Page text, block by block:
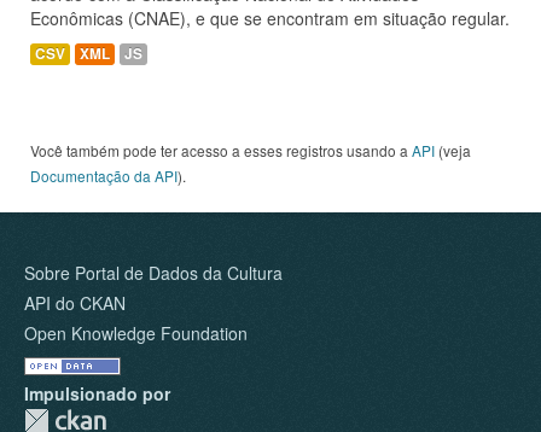
Econômicas (CNAE), e que se encontram em situação regular.
CSV XML JS
Você também pode ter acesso a esses registros usando a API (veja
Documentação da API).
Sobre Portal de Dados da Cultura
API do CKAN
Open Knowledge Foundation
Impulsionado por